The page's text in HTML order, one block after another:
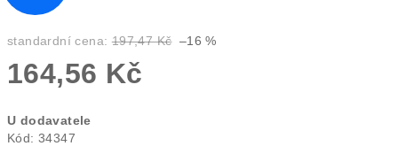
standardní cena: 197,47 Kč –16 %
164,56 Kč
cena:
U dodavatele
Kód: 34347